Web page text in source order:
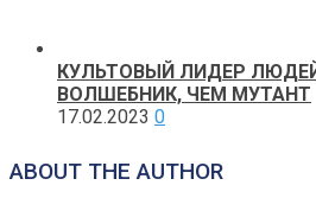
КУЛЬТОВЫЙ ЛИДЕР
ВОЛШЕБНИК, ЧЕМ МУТАНТ
17.02.2023 0
ABOUT THE AUTHOR